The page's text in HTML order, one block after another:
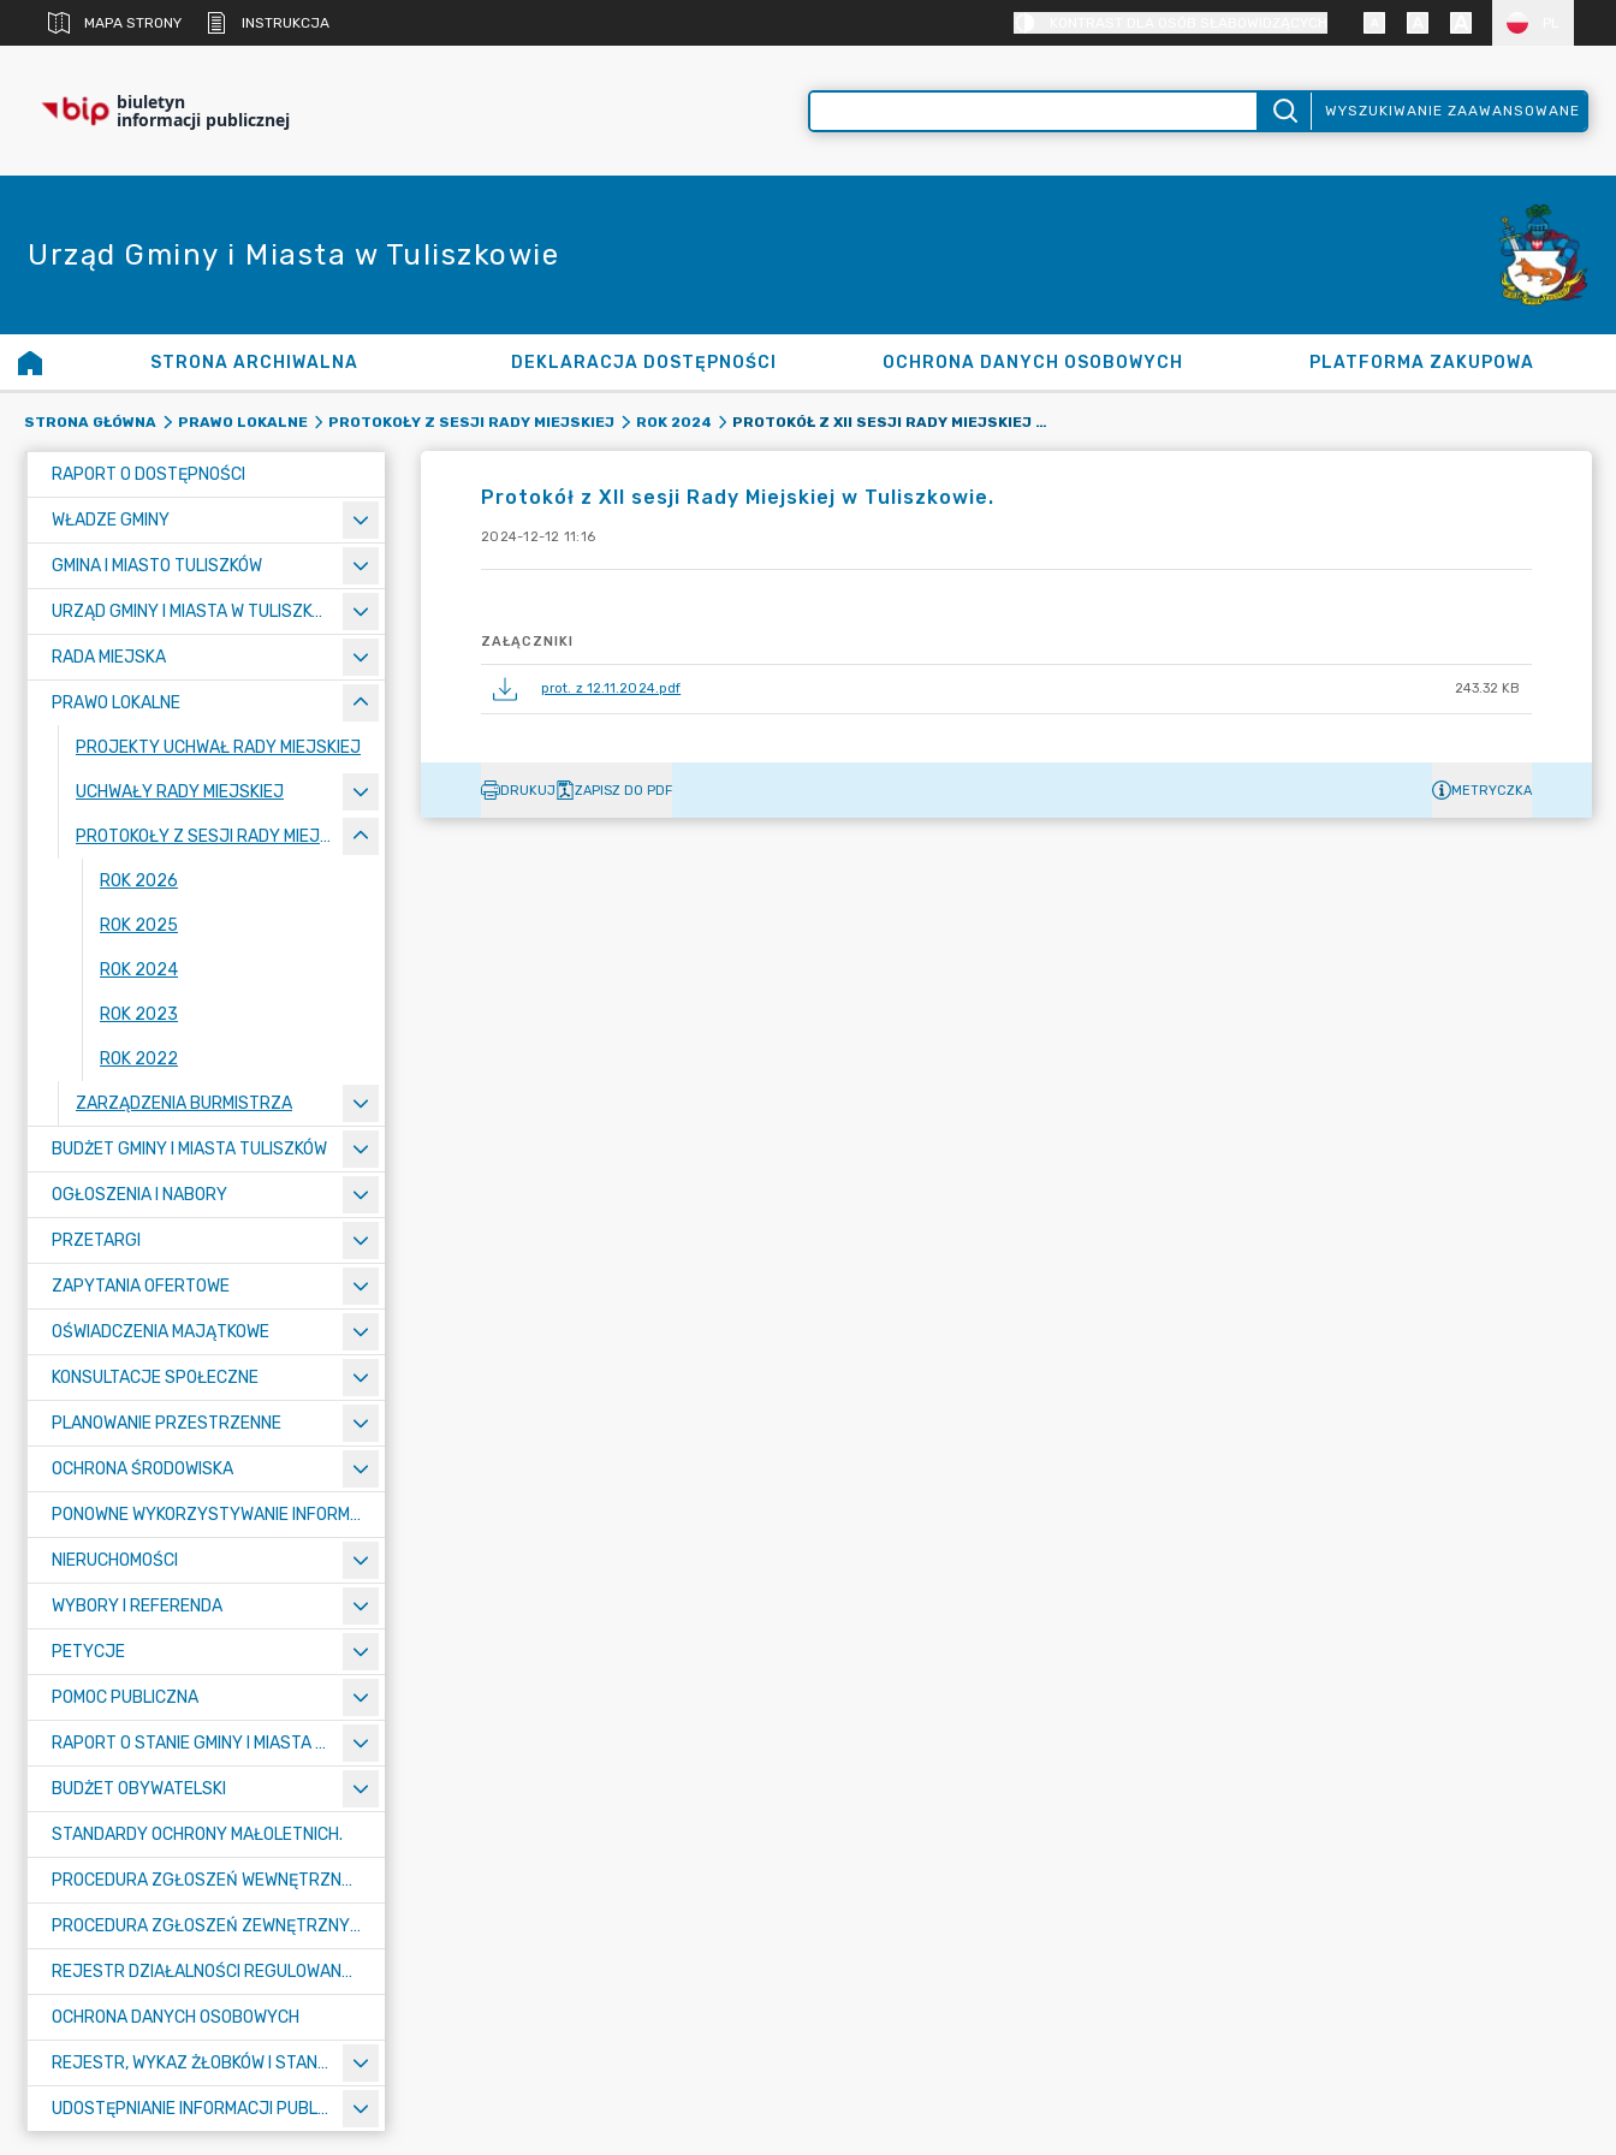
MAPA STRONY INSTRUKCJA
biuletyn
informacji publicznej WYSZUKIWANIE ZAAWANSOWANE
Urząd Gminy i Miasta w Tuliszkowie
STRONA ARCHIWALNA DEKLARACJA DOSTĘPNOŚCI OCHRONA DANYCH OSOBOWYCH PLATFORMA ZAKUPOWA
STRONA GŁÓWNA PRAWO LOKALNE PROTOKOŁY Z SESJI RADY MIEJSKIEJ ROK 2024 PROTOKÓŁ Z XII SESJI RADY MIEJSKIEJ W TULISZKOWIE.
RAPORT O DOSTĘPNOŚCI
WŁADZE GMINY
GMINA I MIASTO TULISZKÓW
URZĄD GMINY I MIASTA W TULISZKOWIE
RADA MIEJSKA
PRAWO LOKALNE
PROJEKTY UCHWAŁ RADY MIEJSKIEJ
UCHWAŁY RADY MIEJSKIEJ
PROTOKOŁY Z SESJI RADY MIEJSKIEJ
ROK 2026
ROK 2025
ROK 2024
ROK 2023
ROK 2022
ZARZĄDZENIA BURMISTRZA
BUDŻET GMINY I MIASTA TULISZKÓW
OGŁOSZENIA I NABORY
PRZETARGI
ZAPYTANIA OFERTOWE
OŚWIADCZENIA MAJĄTKOWE
KONSULTACJE SPOŁECZNE
PLANOWANIE PRZESTRZENNE
OCHRONA ŚRODOWISKA
PONOWNE WYKORZYSTYWANIE INFORMACJI SEKTORA PUBLICZNEGO
NIERUCHOMOŚCI
WYBORY I REFERENDA
PETYCJE
POMOC PUBLICZNA
RAPORT O STANIE GMINY I MIASTA TULISZKÓW
BUDŻET OBYWATELSKI
STANDARDY OCHRONY MAŁOLETNICH.
PROCEDURA ZGŁOSZEŃ WEWNĘTRZNYCH W URZĘDZIE GMINY I MIASTA W TULISZKOWIE
PROCEDURA ZGŁOSZEŃ ZEWNĘTRZNYCH
REJESTR DZIAŁALNOŚCI REGULOWANEJ
OCHRONA DANYCH OSOBOWYCH
REJESTR, WYKAZ ŻŁOBKÓW I STANDARDY OPIEKI NAD DZIEĆMI W WIEKU DO LAT 3
UDOSTĘPNIANIE INFORMACJI PUBLICZNEJ
Protokół z XII sesji Rady Miejskiej w Tuliszkowie.
2024-12-12 11:16
ZAŁĄCZNIKI
prot. z 12.11.2024.pdf 243.32 KB
DRUKUJ ZAPISZ DO PDF METRYCZKA